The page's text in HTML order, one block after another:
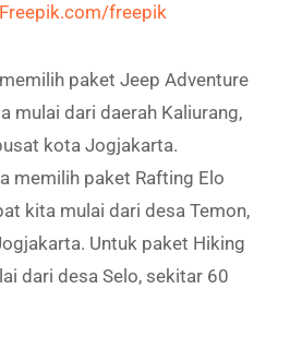
Freepik.com/freepik
paket Jeep Adventure
mulai dari daerah Kaliurang,
kota Jogjakarta.
memilih paket Rafting Elo
kita mulai dari desa Temon,
Untuk paket Hiking
dari desa Selo, sekitar 60